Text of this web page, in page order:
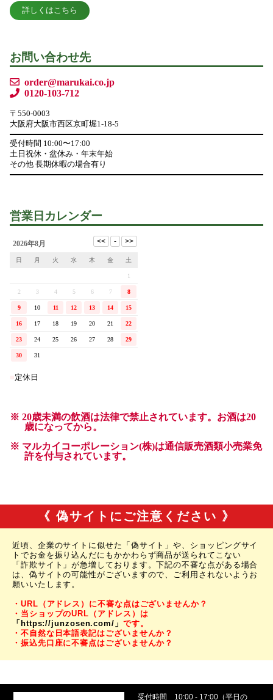
《 偽サイトにご注意ください 》
近頃、企業のサイトに似せた「偽サイト」や、ショッピングサイ
トでお金を振り込んだにもかかわらず商品が送られてこない
「詐欺サイト」が急増しております。下記の不審な点がある場合
は、偽サイトの可能性がございますので、ご利用されないようお
願いいたします。
・URL（アドレス）に不審な点はございませんか？
・当ショップのURL（アドレス）は
「https://junzosen.com/」 です。
・不自然な日本語表記はございませんか？
・振込先口座に不審点はございませんか？
受付時間 10:00 - 17:00（平日の